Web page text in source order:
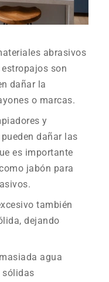
abrasivos
son
dañar la
o marcas.
y
dañar las
es importante
jabón para
también
dejando
agua
sólidas